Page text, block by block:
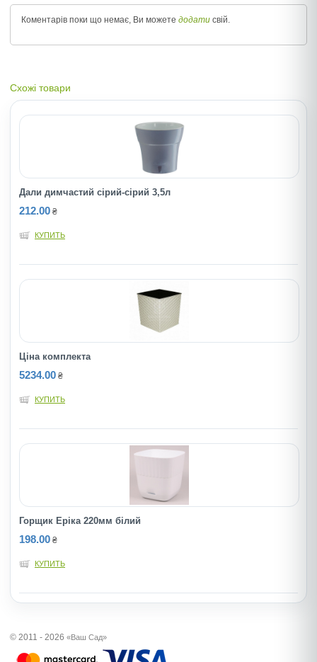
Коментарів поки що немає, Ви можете додати свій.
Схожі товари
Дали димчастий сірий-сірий 3,5л
212.00 ₴
КУПИТЬ
Ціна комплекта
5234.00 ₴
КУПИТЬ
Горщик Ерiка 220мм бiлий
198.00 ₴
КУПИТЬ
© 2011 - 2026 «Ваш Сад»